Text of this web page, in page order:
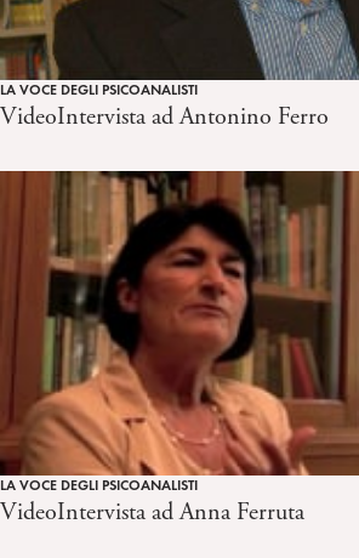
LA VOCE DEGLI PSICOANALISTI
VideoIntervista ad Antonino Ferro
LA VOCE DEGLI PSICOANALISTI
VideoIntervista ad Anna Ferruta